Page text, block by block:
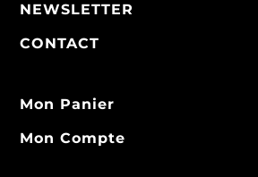
NEWSLETTER
CONTACT
Mon Panier
Mon Compte